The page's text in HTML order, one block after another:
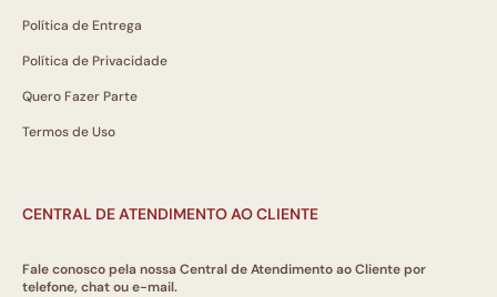
Política de Entrega
Política de Privacidade
Quero Fazer Parte
Termos de Uso
CENTRAL DE ATENDIMENTO AO CLIENTE
Fale conosco pela nossa Central de Atendimento ao Cliente por
telefone, chat ou e-mail.